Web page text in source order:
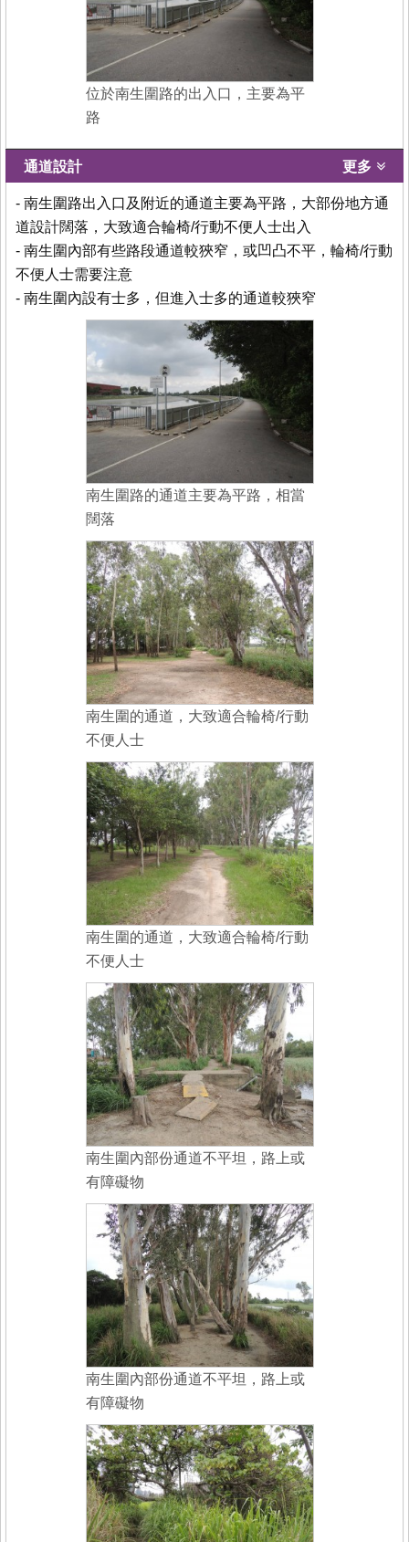
位於南生圍路的出入口，主要為平
路
通道設計 更多
- 南生圍路出入口及附近的通道主要為平路，大部份地方通
道設計闊落，大致適合輪椅/行動不便人士出入
- 南生圍內部有些路段通道較狹窄，或凹凸不平，輪椅/行動
不便人士需要注意
- 南生圍內設有士多，但進入士多的通道較狹窄
南生圍路的通道主要為平路，相當
闊落
南生圍的通道，大致適合輪椅/行動
不便人士
南生圍的通道，大致適合輪椅/行動
不便人士
南生圍內部份通道不平坦，路上或
有障礙物
南生圍內部份通道不平坦，路上或
有障礙物